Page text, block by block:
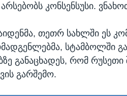
კონსენსუსი.
თეთრ სახლში ეს
სტამბოლში
განაცხადეს, რომ რუსეთი
გარშემო.